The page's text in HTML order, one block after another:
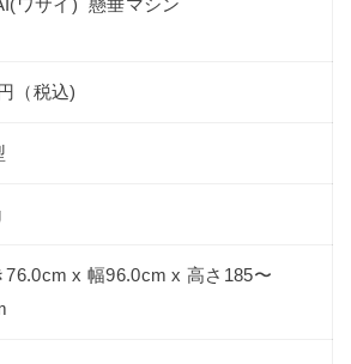
ワサイ) 懸垂マシン
（税込)
76.0cm x 幅96.0cm x 高さ185〜